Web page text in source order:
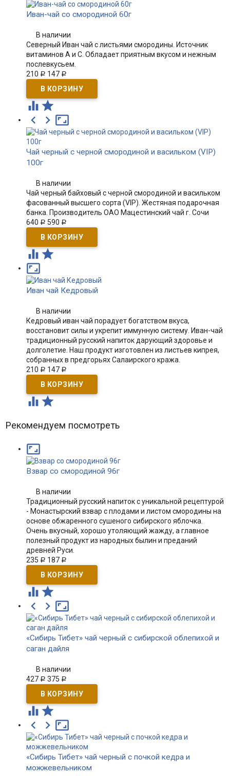
Иван-чай со смородиной 60г
В наличии
Северный Иван чай с листьями смородины. Источник
витаминов А и С. Обладает приятным вкусом и нежным
послевкусьем.
210 Р 147 Р
 

 
Чай черный с черной смородиной и васильком (VIP)
100г
В наличии
Чай черный байховый с черной смородиной и васильком
фасованный высшего сорта (VIP). Жестяная подарочная
банка. Производитель ОАО Мацестинский чай г. Сочи
640 Р 590 Р
 

Иван чай Кедровый
В наличии
Кедровый иван чай порадует богатством вкуса,
восстановит силы и укрепит иммунную систему. Иван-чай
традиционный русский напиток дарующий здоровье и
долголетие. Наш продукт изготовлен из листьев кипрея,
собранных в предгорьях Салаирского кража.
210 Р 147 Р
 
Рекомендуем посмотреть

Взвар со смородиной 96г
В наличии
Традиционный русский напиток с уникальной рецептурой
- Монастырский взвар с плодами и листом смородины на
основе обжаренного сушеного сибирского яблочка.
Очень вкусный, хорошо утоляющий жажду, а главное
полезный продукт из народных былин и преданий
древней Руси.
235 Р 187 Р
 

 
«Сибирь Тибет» чай черный с сибирской облепихой и
саган дайля
В наличии
427 Р 375 Р
 

 
«Сибирь Тибет» чай черный с почкой кедра и
можжевельником